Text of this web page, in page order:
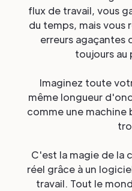
flux de travail, vous
du temps, mais vous
erreurs agaçantes
toujours au
Imaginez toute
même longueur
comme une machine
C'est la magie de la
réel grâce à un
travail. Tout le